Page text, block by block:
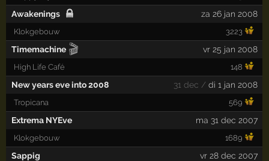
Awakenings za 26 jan 2008
Klokgebouw 3223
Timemachine 🎬 vr 25 jan 2008
High Life Café 148
New years eve into 2008 31 dec /di 1 jan 2008
Tropicana 569
Extrema NYEve ma 31 dec 2007
Klokgebouw 1689
Sappig vr 28 dec 2007